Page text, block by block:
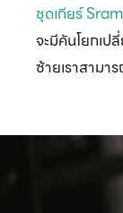
ชุดเกียร์
จะมีคันโยกเป
ซ้ายเราสามา